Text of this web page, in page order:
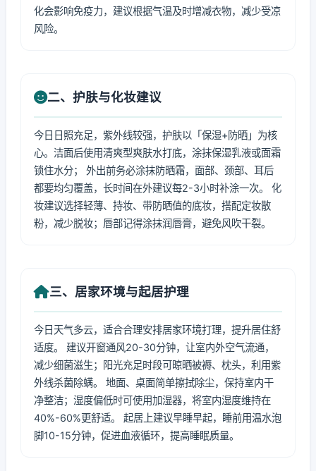
化会影响免疫力，建议根据气温及时增减衣物，减少受凉
风险。
二、护肤与化妆建议
今日日照充足，紫外线较强，护肤以「保湿+防晒」为核
心。洁面后使用清爽型爽肤水打底，涂抹保湿乳液或面霜
锁住水分； 外出前务必涂抹防晒霜，面部、颈部、耳后
都要均匀覆盖，长时间在外建议每2-3小时补涂一次。 化
妆建议选择轻薄、持妆、带防晒值的底妆，搭配定妆散
粉，减少脱妆；唇部记得涂抹润唇膏，避免风吹干裂。
三、居家环境与起居护理
今日天气多云，适合合理安排居家环境打理，提升居住舒
适度。 建议开窗通风20-30分钟，让室内外空气流通，
减少细菌滋生；阳光充足时段可晾晒被褥、枕头，利用紫
外线杀菌除螨。 地面、桌面简单擦拭除尘，保持室内干
净整洁；湿度偏低时可使用加湿器，将室内湿度维持在
40%-60%更舒适。 起居上建议早睡早起，睡前用温水泡
脚10-15分钟，促进血液循环，提高睡眠质量。